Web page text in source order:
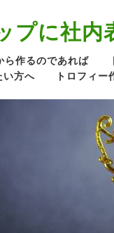
プに社
ら作るのであれば
い方へ
トロフィ